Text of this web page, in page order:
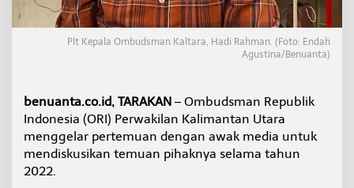
u
s
n
O
m
b
Plt Kepala Ombudsman Kaltara, Hadi Rahman. (Foto: Endah
Agustina/Benuanta)
benuanta.co.id, TARAKAN – Ombudsman Republik
Indonesia (ORI) Perwakilan Kalimantan Utara
menggelar pertemuan dengan awak media untuk
mendiskusikan temuan pihaknya selama tahun
2022.